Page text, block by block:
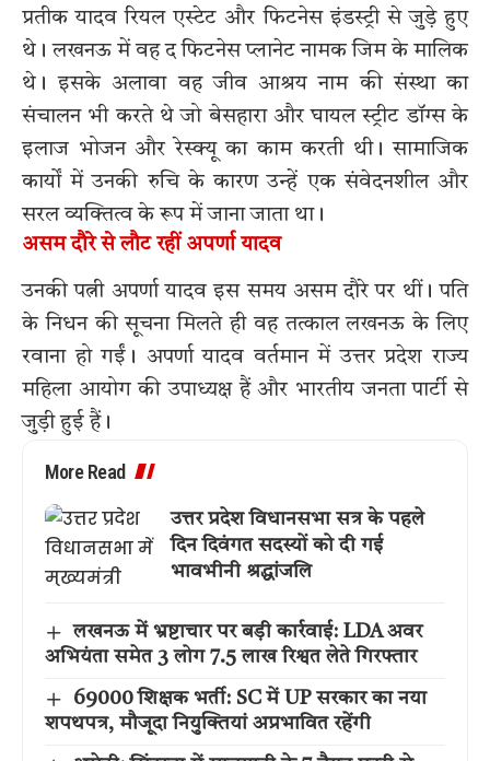
प्रतीक यादव रियल एस्टेट और फिटनेस इंडस्ट्री से जुड़े हुए
थे। लखनऊ में वह द फिटनेस प्लानेट नामक जिम के मालिक
थे। इसके अलावा वह जीव आश्रय नाम की संस्था का
संचालन भी करते थे जो बेसहारा और घायल स्ट्रीट डॉग्स के
इलाज भोजन और रेस्क्यू का काम करती थी। सामाजिक
कार्यों में उनकी रुचि के कारण उन्हें एक संवेदनशील और
सरल व्यक्तित्व के रूप में जाना जाता था।
असम दौरे से लौट रहीं अपर्णा यादव
उनकी पत्नी अपर्णा यादव इस समय असम दौरे पर थीं। पति
के निधन की सूचना मिलते ही वह तत्काल लखनऊ के लिए
रवाना हो गईं। अपर्णा यादव वर्तमान में उत्तर प्रदेश राज्य
महिला आयोग की उपाध्यक्ष हैं और भारतीय जनता पार्टी से
जुड़ी हुई हैं।
More Read
उत्तर प्रदेश विधानसभा सत्र के पहले
दिन दिवंगत सदस्यों को दी गई
भावभीनी श्रद्धांजलि
लखनऊ में भ्रष्टाचार पर बड़ी कार्रवाई: LDA अवर
अभियंता समेत 3 लोग 7.5 लाख रिश्वत लेते गिरफ्तार
69000 शिक्षक भर्ती: SC में UP सरकार का नया
शपथपत्र, मौजूदा नियुक्तियां अप्रभावित रहेंगी